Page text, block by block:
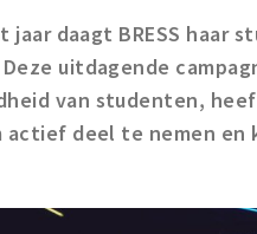
jaar daagt BRESS
uitdagende
van studenten,
actief deel te nemen